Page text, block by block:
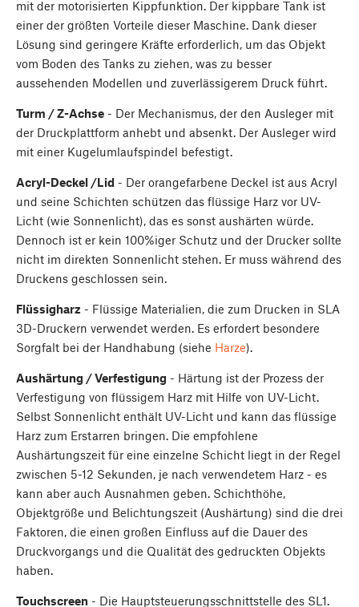
mit der motorisierten Kippfunktion. Der kippbare Tank ist
einer der größten Vorteile dieser Maschine. Dank dieser
Lösung sind geringere Kräfte erforderlich, um das Objekt
vom Boden des Tanks zu ziehen, was zu besser
aussehenden Modellen und zuverlässigerem Druck führt.
Turm / Z-Achse - Der Mechanismus, der den Ausleger mit
der Druckplattform anhebt und absenkt. Der Ausleger wird
mit einer Kugelumlaufspindel befestigt.
Acryl-Deckel /Lid - Der orangefarbene Deckel ist aus Acryl
und seine Schichten schützen das flüssige Harz vor UV-
Licht (wie Sonnenlicht), das es sonst aushärten würde.
Dennoch ist er kein 100%iger Schutz und der Drucker sollte
nicht im direkten Sonnenlicht stehen. Er muss während des
Druckens geschlossen sein.
Flüssigharz - Flüssige Materialien, die zum Drucken in SLA
3D-Druckern verwendet werden. Es erfordert besondere
Sorgfalt bei der Handhabung (siehe Harze).
Aushärtung / Verfestigung - Härtung ist der Prozess der
Verfestigung von flüssigem Harz mit Hilfe von UV-Licht.
Selbst Sonnenlicht enthält UV-Licht und kann das flüssige
Harz zum Erstarren bringen. Die empfohlene
Aushärtungszeit für eine einzelne Schicht liegt in der Regel
zwischen 5-12 Sekunden, je nach verwendetem Harz - es
kann aber auch Ausnahmen geben. Schichthöhe,
Objektgröße und Belichtungszeit (Aushärtung) sind die drei
Faktoren, die einen großen Einfluss auf die Dauer des
Druckvorgangs und die Qualität des gedruckten Objekts
haben.
Touchscreen - Die Hauptsteuerungsschnittstelle des SL1.